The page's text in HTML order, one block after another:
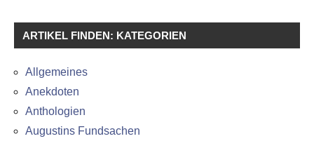
ARTIKEL FINDEN: KATEGORIEN
Allgemeines
Anekdoten
Anthologien
Augustins Fundsachen